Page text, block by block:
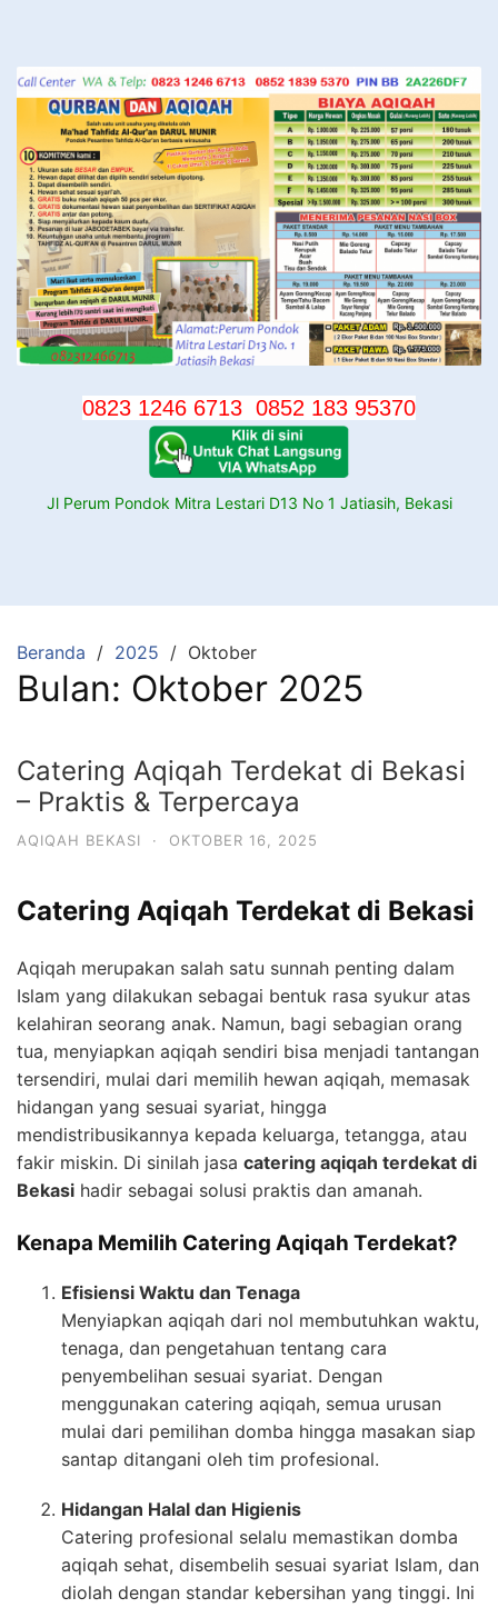
konten
0823 1246 6713 0852 183 95370
Jl Perum Pondok Mitra Lestari D13 No 1 Jatiasih, Bekasi
Beranda 2025 Oktober
Bulan: Oktober 2025
Catering Aqiqah Terdekat di Bekasi
– Praktis & Terpercaya
AQIQAH BEKASI · OKTOBER 16, 2025
Catering Aqiqah Terdekat di Bekasi
Aqiqah merupakan salah satu sunnah penting dalam
Islam yang dilakukan sebagai bentuk rasa syukur atas
kelahiran seorang anak. Namun, bagi sebagian orang
tua, menyiapkan aqiqah sendiri bisa menjadi tantangan
tersendiri, mulai dari memilih hewan aqiqah, memasak
hidangan yang sesuai syariat, hingga
mendistribusikannya kepada keluarga, tetangga, atau
fakir miskin. Di sinilah jasa catering aqiqah terdekat di
Bekasi hadir sebagai solusi praktis dan amanah.
Kenapa Memilih Catering Aqiqah Terdekat?
Efisiensi Waktu dan Tenaga
Menyiapkan aqiqah dari nol membutuhkan waktu,
tenaga, dan pengetahuan tentang cara
penyembelihan sesuai syariat. Dengan
menggunakan catering aqiqah, semua urusan
mulai dari pemilihan domba hingga masakan siap
santap ditangani oleh tim profesional.
Hidangan Halal dan Higienis
Catering profesional selalu memastikan domba
aqiqah sehat, disembelih sesuai syariat Islam, dan
diolah dengan standar kebersihan yang tinggi. Ini